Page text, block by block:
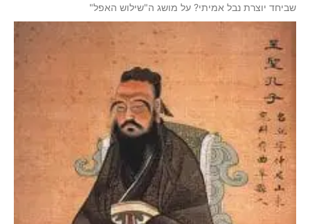
שביחד יוצרת נבל אמיתי? על מושג ה"שילוש האפל"